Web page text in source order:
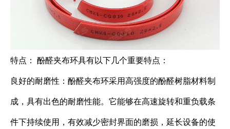
特点： 酚醛夹布环具有以下几个重要特点：
良好的耐磨性：酚醛夹布环采用高强度的酚醛树脂材料制
成，具有出色的耐磨性能。它能够在高速旋转和重负载条
件下持续使用，有效减少密封界面的磨损，延长设备的使